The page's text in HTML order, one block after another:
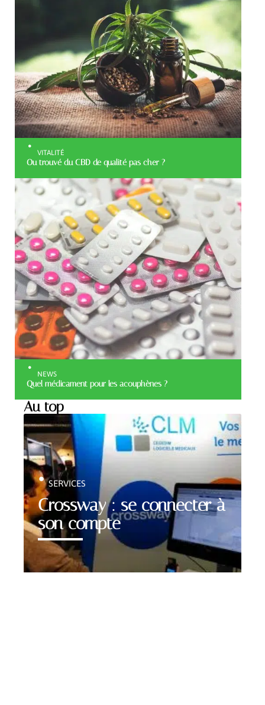
VITALITÉ
Ou trouvé du CBD de qualité pas cher ?
NEWS
Quel médicament pour les acouphènes ?
Au top
Crossway : se connecter à
son compte
SERVICES